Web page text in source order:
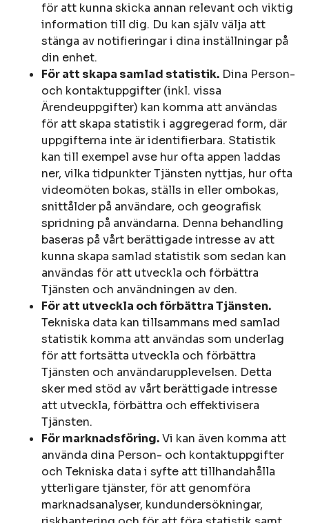
för att kunna skicka annan relevant och viktig
information till dig. Du kan själv välja att
stänga av notifieringar i dina inställningar på
din enhet.
För att skapa samlad statistik. Dina Person-
och kontaktuppgifter (inkl. vissa
Ärendeuppgifter) kan komma att användas
för att skapa statistik i aggregerad form, där
uppgifterna inte är identifierbara. Statistik
kan till exempel avse hur ofta appen laddas
ner, vilka tidpunkter Tjänsten nyttjas, hur ofta
videomöten bokas, ställs in eller ombokas,
snittålder på användare, och geografisk
spridning på användarna. Denna behandling
baseras på vårt berättigade intresse av att
kunna skapa samlad statistik som sedan kan
användas för att utveckla och förbättra
Tjänsten och användningen av den.
För att utveckla och förbättra Tjänsten.
Tekniska data kan tillsammans med samlad
statistik komma att användas som underlag
för att fortsätta utveckla och förbättra
Tjänsten och användarupplevelsen. Detta
sker med stöd av vårt berättigade intresse
att utveckla, förbättra och effektivisera
Tjänsten.
För marknadsföring.Vi kan även komma att
använda dina Person- och kontaktuppgifter
och Tekniska data i syfte att tillhandahålla
ytterligare tjänster, för att genomföra
marknadsanalyser, kundundersökningar,